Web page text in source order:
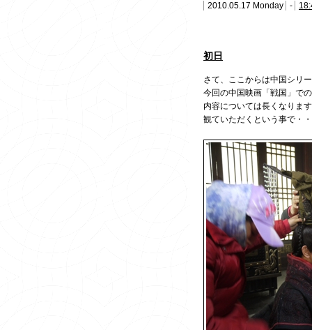
2010.05.17 Monday -
初日
さて、ここからは中国シリ
今回の中国映画「戦国」で
内容については長くなりま
観ていただくという事で・